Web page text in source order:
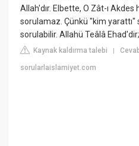
Allah'dır. Elbette, O Zât-ı Akdes
sorulamaz. Çünkü "kim
sorulabilir. Allahü Teâlâ
Kaynak kaldırma talebi |
sorularlaislamiyet.com